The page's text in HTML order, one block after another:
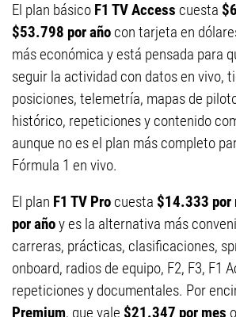
El plan básico F1 TV Access cuesta
$53.798 por año con tarjeta en
más económica y está pensada para
seguir la actividad con datos en vivo,
posiciones, telemetría, mapas de
histórico, repeticiones y contenido
aunque no es el plan más completo
Fórmula 1 en vivo.
El plan F1 TV Pro cuesta $14.333 por
por añoy es la alternativa más
carreras, prácticas, clasificaciones,
onboard, radios de equipo, F2, F3, F1
repeticiones y documentales. Por
Premium, que vale $21.347 por mes o